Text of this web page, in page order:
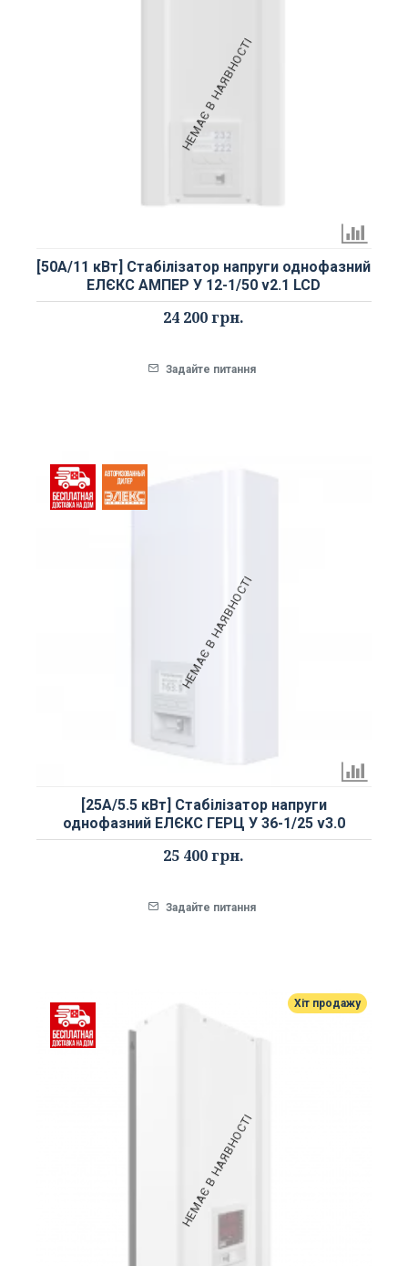
НЕМАЄ В НАЯВНОСТІ
[50А/11 кВт] Стабілізатор напруги однофазний
ЕЛЄКС АМПЕР У 12-1/50 v2.1 LCD
24 200 грн.
Задайте питання
НЕМАЄ В НАЯВНОСТІ
[25А/5.5 кВт] Стабілізатор напруги
однофазний ЕЛЄКС ГЕРЦ У 36-1/25 v3.0
25 400 грн.
Задайте питання
Хіт продажу
НЕМАЄ В НАЯВНОСТІ